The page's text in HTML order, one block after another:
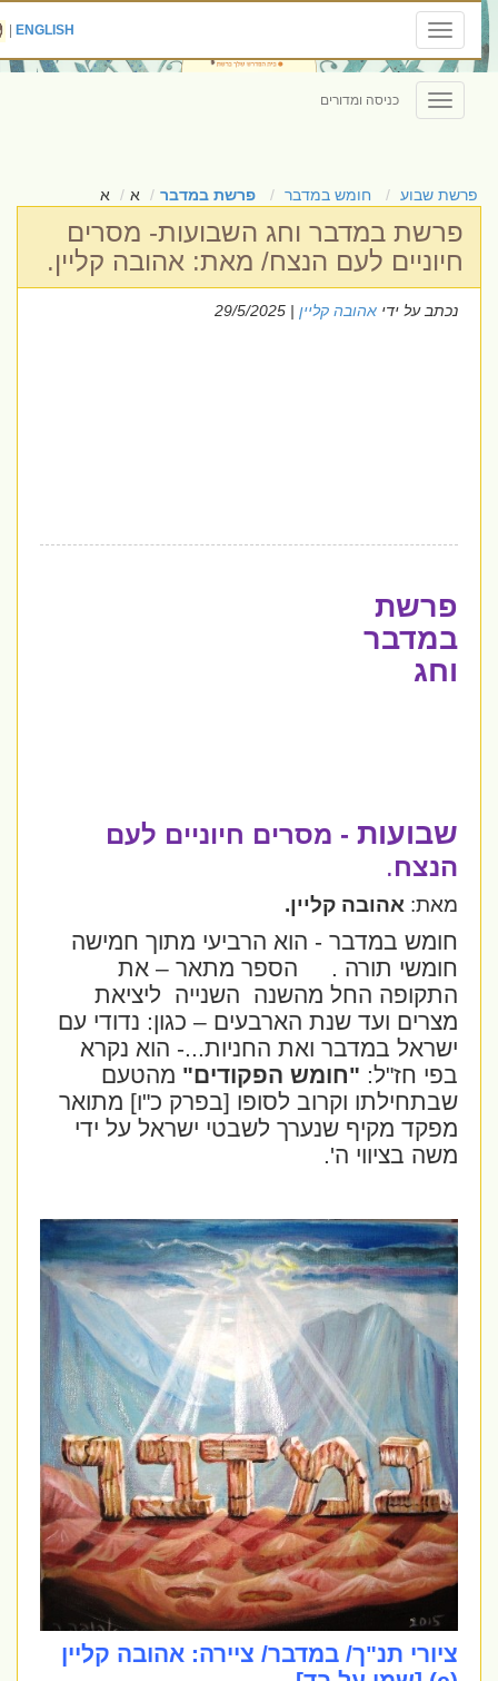
Toggle
navigation
ENGLISH
|
Toggle
navigation
כניסה ומדורים
פרשת שבוע חומש במדבר פרשת במדבר א א
פרשת במדבר וחג השבועות- מסרים
חיוניים לעם הנצח/ מאת: אהובה קליין.
נכתב על ידיאהובה קליין| 29/5/2025
פרשת
במדבר
וחג
שבועות- מסרים חיוניים לעם
הנצח.
מאת:אהובה קליין.
חומש במדבר - הוא הרביעי מתוך חמישה
חומשי תורה .
הספר מתאר – את
התקופה החל מהשנה השנייה ליציאת
מצרים ועד שנת הארבעים – כגון: נדודי עם
ישראל במדבר ואת החניות...- הוא נקרא
בפי חז"ל:"חומש הפקודים"מהטעם
שבתחילתו וקרוב לסופו [בפרק כ"ו] מתואר
מפקד מקיף שנערך לשבטי ישראל על ידי
משה בציווי ה'.
ציורי תנ"ך/ במדבר/ ציירה: אהובה קליין